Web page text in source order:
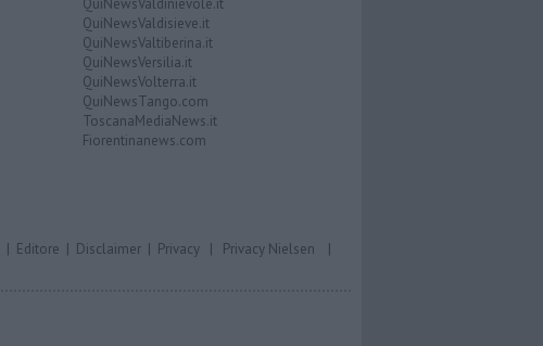
QuiNewsValdisieve.it
QuiNewsValtiberina.it
QuiNewsVersilia.it
QuiNewsVolterra.it
QuiNewsTango.com
ToscanaMediaNews.it
Fiorentinanews.com
| Editore | Disclaimer | Privacy | Privacy Nielsen |